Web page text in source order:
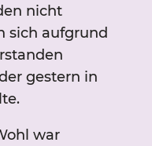
nicht
sich aufgrund
gestern in
war